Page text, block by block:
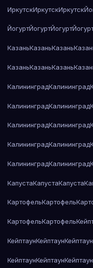
ИркутскИркутскИркутск
ЙогуртЙогуртЙогурт
КазаньКазаньКазань
КазаньКазаньКазань
КалининградКалининград
КалининградКалининград
КалининградКалининград
КалининградКалининград
КалининградКалининград
КапустаКапустаКапуста
КартофельКартофель
КартофельКартофель
КейптаунКейптаунКейптаун
КейптаунКейптаунКейптаун